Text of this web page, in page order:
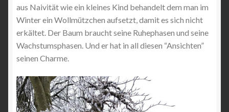
aus Naivität wie ein kleines Kind behandelt dem man im
Winter ein Wollmützchen aufsetzt, damit es sich nicht
erkältet. Der Baum braucht seine Ruhephasen und seine
Wachstumsphasen. Und er hat in all diesen “Ansichten”
seinen Charme.